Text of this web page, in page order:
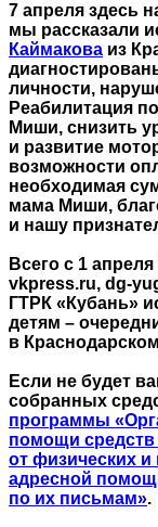
7 апреля здесь
мы рассказали
Каймакова из
личности,
Реабилитация
Миши, снизить
и развитие
возможности
необходимая
мама Миши,
и нашу
Всего с 1
vkpress.ru, dg-
ГТРК «Кубань»
детям –
в
Если не будет
собранных
программы
помощи
от физических
адресной
по их письмам».